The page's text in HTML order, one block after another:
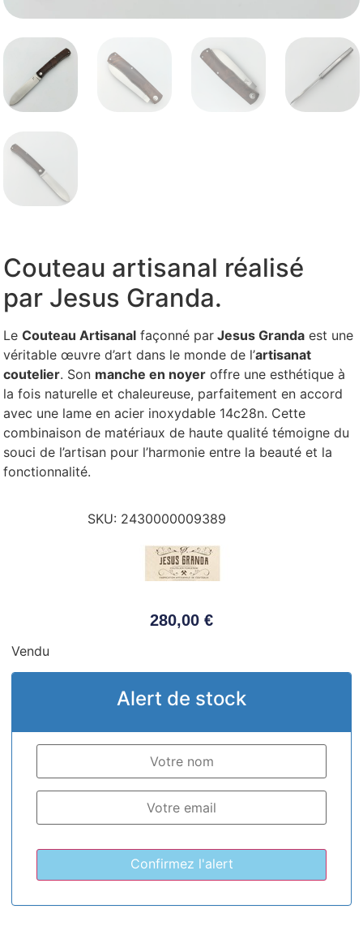
Couteau artisanal réalisé
par Jesus Granda.
LeCouteau Artisanal façonné par Jesus Granda est une
véritable œuvre d’art dans le monde de l’artisanat
coutelier. Son manche en noyer offre une esthétique à
la fois naturelle et chaleureuse, parfaitement en accord
avec une lame en acier inoxydable 14c28n. Cette
combinaison de matériaux de haute qualité témoigne du
souci de l’artisan pour l’harmonie entre la beauté et la
fonctionnalité.
SKU: 2430000009389
280,00 €
Vendu
Alert de stock